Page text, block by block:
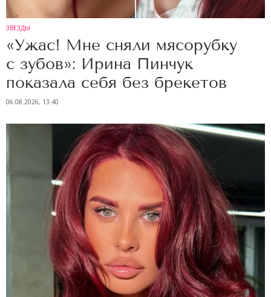
ЗВЕЗДЫ
«Ужас! Мне сняли мясорубку
с зубов»: Ирина Пинчук
показала себя без брекетов
06.08.2026, 13:40